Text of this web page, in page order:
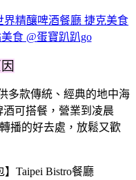
精釀啤酒餐廳 捷克美食
食 @蛋寶趴趴go
多款傳統、經典的地中海
可搭餐，營業到凌晨
播的好去處，放鬆又歡